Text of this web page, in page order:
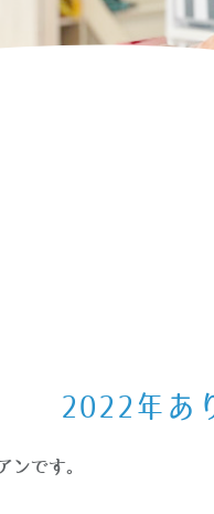
2022年あ
ンです。